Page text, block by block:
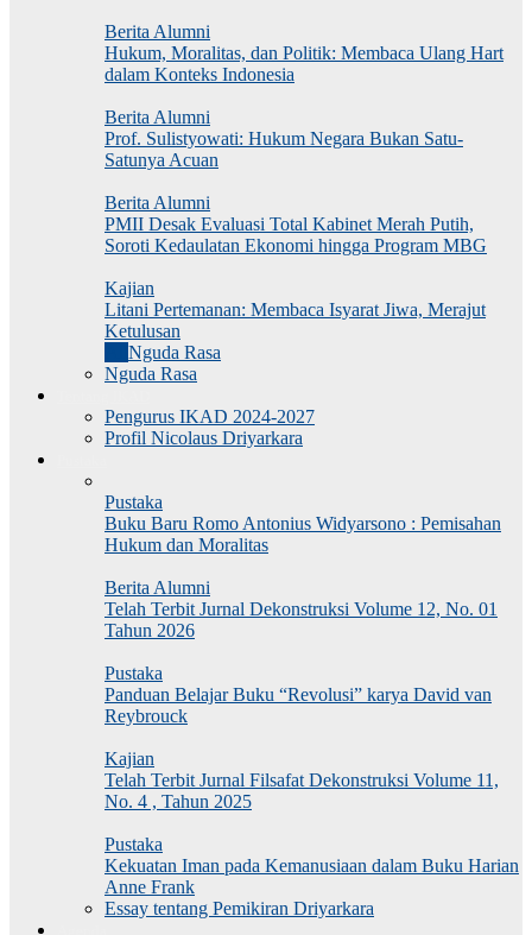
Berita Alumni
Hukum, Moralitas, dan Politik: Membaca Ulang Hart
dalam Konteks Indonesia
Berita Alumni
Prof. Sulistyowati: Hukum Negara Bukan Satu-
Satunya Acuan
Berita Alumni
PMII Desak Evaluasi Total Kabinet Merah Putih,
Soroti Kedaulatan Ekonomi hingga Program MBG
Kajian
Litani Pertemanan: Membaca Isyarat Jiwa, Merajut
Ketulusan
Nguda Rasa
Nguda Rasa
Pengurus IKAD 2024-2027
Profil Nicolaus Driyarkara
Pustaka
Buku Baru Romo Antonius Widyarsono : Pemisahan
Hukum dan Moralitas
Berita Alumni
Telah Terbit Jurnal Dekonstruksi Volume 12, No. 01
Tahun 2026
Pustaka
Panduan Belajar Buku “Revolusi” karya David van
Reybrouck
Kajian
Telah Terbit Jurnal Filsafat Dekonstruksi Volume 11,
No. 4 , Tahun 2025
Pustaka
Kekuatan Iman pada Kemanusiaan dalam Buku Harian
Anne Frank
Essay tentang Pemikiran Driyarkara